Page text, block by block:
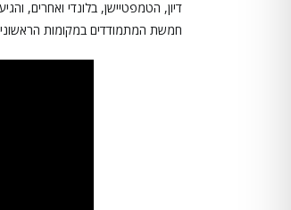
חמשת המתמודדים במקומות